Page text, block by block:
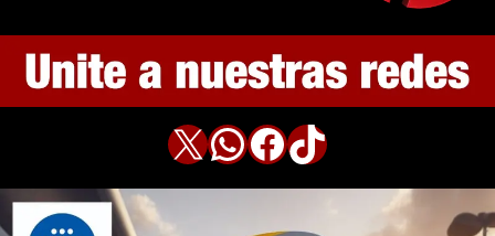
X WhatsApp Facebook TikTok